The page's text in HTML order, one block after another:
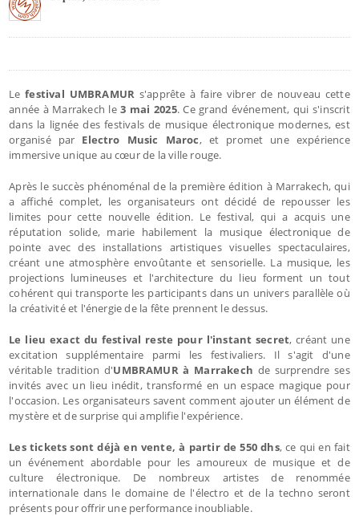
Lefestival UMBRAMUR s'apprête à faire vibrer de nouveau cette
année à Marrakech le3 mai 2025. Ce grand événement, qui s'inscrit
dans la lignée des festivals de musique électronique modernes, est
organisé par Electro Music Maroc, et promet une expérience
immersive unique au cœur de la ville rouge.
Après le succès phénoménal de la première édition à Marrakech, qui
a affiché complet, les organisateurs ont décidé de repousser les
limites pour cette nouvelle édition. Le festival, qui a acquis une
réputation solide, marie habilement la musique électronique de
pointe avec des installations artistiques visuelles spectaculaires,
créant une atmosphère envoûtante et sensorielle. La musique, les
projections lumineuses et l'architecture du lieu forment un tout
cohérent qui transporte les participants dans un univers parallèle où
la créativité et l'énergie de la fête prennent le dessus.
Le lieu exact du festival reste pour l'instant secret, créant une
excitation supplémentaire parmi les festivaliers. Il s'agit d'une
véritable tradition d'UMBRAMUR à Marrakech de surprendre ses
invités avec un lieu inédit, transformé en un espace magique pour
l'occasion. Les organisateurs savent comment ajouter un élément de
mystère et de surprise qui amplifie l'expérience.
Les tickets sont déjà en vente, à partir de 550 dhs, ce qui en fait
un événement abordable pour les amoureux de musique et de
culture électronique. De nombreux artistes de renommée
internationale dans le domaine de l'électro et de la techno seront
présents pour offrir une performance inoubliable.